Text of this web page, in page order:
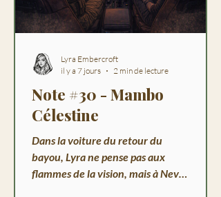
Note #30 - Mambo
Célestine
Dans la voiture du retour du
bayou, Lyra ne pense pas aux
flammes de la vision, mais à Neva,
Lyra Embercroft
il y a 7 jours
2 min de lecture